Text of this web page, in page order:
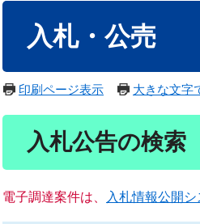
入札・公売
印刷ページ表示 大きな文字
入札公告の検索
電子調達案件は、 入札情報公開シ